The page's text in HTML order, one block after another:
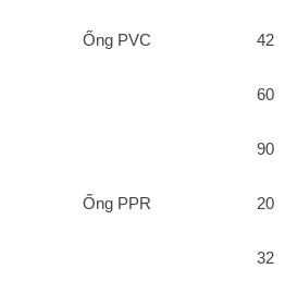
Ống PVC 42
60
90
Ống PPR 20
32